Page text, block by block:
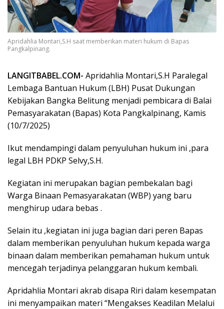
Apridahlia Montari,S.H saat memberikan materi hukum di Bapas
Pangkalpinang.
LANGITBABEL.COM- Apridahlia Montari,S.H Paralegal
Lembaga Bantuan Hukum (LBH) Pusat Dukungan
Kebijakan Bangka Belitung menjadi pembicara di Balai
Pemasyarakatan (Bapas) Kota Pangkalpinang, Kamis
(10/7/2025)
Ikut mendampingi dalam penyuluhan hukum ini ,para
legal LBH PDKP Selvy,S.H.
Kegiatan ini merupakan bagian pembekalan bagi
Warga Binaan Pemasyarakatan (WBP) yang baru
menghirup udara bebas .
Selain itu ,kegiatan ini juga bagian dari peren Bapas
dalam memberikan penyuluhan hukum kepada warga
binaan dalam memberikan pemahaman hukum untuk
mencegah terjadinya pelanggaran hukum kembali.
Apridahlia Montari akrab disapa Riri dalam kesempatan
ini menyampaikan materi “Mengakses Keadilan Melalui